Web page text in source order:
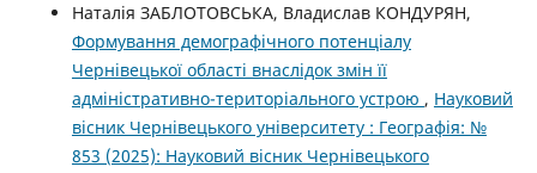
Наталія ЗАБЛОТОВСЬКА, Владислав КОНДУРЯН,
Формування демографічного потенціалу
Чернівецької області внаслідок змін її
адміністративно-територіального устрою , Науковий
вісник Чернівецького університету : Географія: №
853 (2025): Науковий вісник Чернівецького